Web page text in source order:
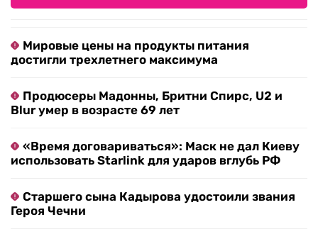
Мировые цены на продукты питания
достигли трехлетнего максимума
Продюсеры Мадонны, Бритни Спирс, U2 и
Blur умер в возрасте 69 лет
«Время договариваться»: Маск не дал Киеву
использовать Starlink для ударов вглубь РФ
Старшего сына Кадырова удостоили звания
Героя Чечни